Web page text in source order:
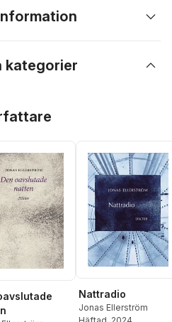
kategorier
Nattradio
Jonas Ellerström